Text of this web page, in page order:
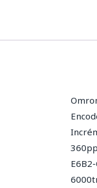
E6B2-